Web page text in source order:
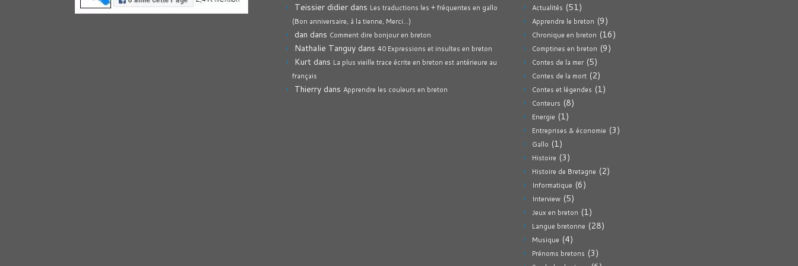
Teissier didier dans Les traductions les + fréquentes en gallo
(Bon anniversaire, à la tienne, Merci…)
dan dans Comment dire bonjour en breton
Nathalie Tanguy dans 40 Expressions et insultes en breton
Kurt dans La plus vieille trace écrite en breton est antérieure au
français
Thierry dans Apprendre les couleurs en breton
Actualités (51)
Apprendre le breton (9)
Chronique en breton (16)
Comptines en breton (9)
Contes de la mer(5)
Contes de la mort (2)
Contes et légendes (1)
Conteurs (8)
Energie (1)
Entreprises & économie (3)
Gallo (1)
Histoire (3)
Histoire de Bretagne (2)
Informatique (6)
Interview (5)
Jeux en breton (1)
Langue bretonne (28)
Musique (4)
Prénoms bretons (3)